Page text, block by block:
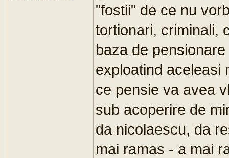
"fostii" de ce nu
tortionari, criminali,
baza de
exploatind aceleasi
ce pensie va avea
sub acoperire de
da nicolaescu, da
mai ramas - a mai